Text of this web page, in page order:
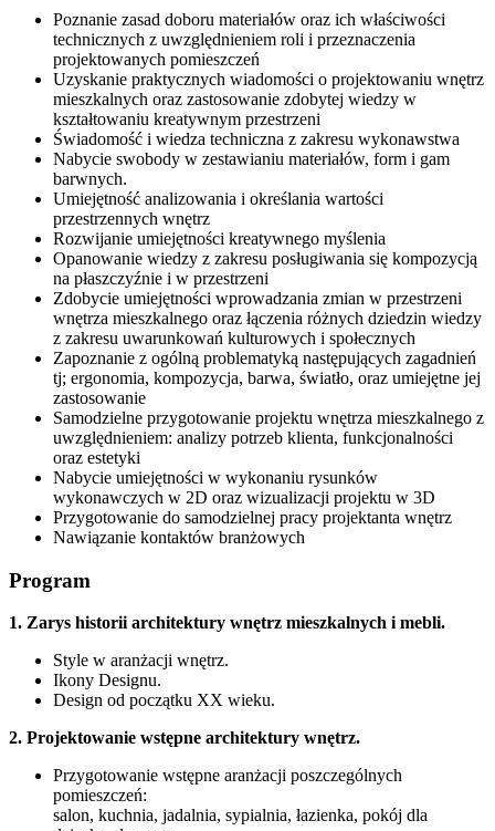
Poznanie zasad doboru materiałów oraz ich właściwości
technicznych z uwzględnieniem roli i przeznaczenia
projektowanych pomieszczeń
Uzyskanie praktycznych wiadomości o projektowaniu wnętrz
mieszkalnych oraz zastosowanie zdobytej wiedzy w
kształtowaniu kreatywnym przestrzeni
Świadomość i wiedza techniczna z zakresu wykonawstwa
Nabycie swobody w zestawianiu materiałów, form i gam
barwnych.
Umiejętność analizowania i określania wartości
przestrzennych wnętrz
Rozwijanie umiejętności kreatywnego myślenia
Opanowanie wiedzy z zakresu posługiwania się kompozycją
na płaszczyźnie i w przestrzeni
Zdobycie umiejętności wprowadzania zmian w przestrzeni
wnętrza mieszkalnego oraz łączenia różnych dziedzin wiedzy
z zakresu uwarunkowań kulturowych i społecznych
Zapoznanie z ogólną problematyką następujących zagadnień
tj; ergonomia, kompozycja, barwa, światło, oraz umiejętne jej
zastosowanie
Samodzielne przygotowanie projektu wnętrza mieszkalnego z
uwzględnieniem: analizy potrzeb klienta, funkcjonalności
oraz estetyki
Nabycie umiejętności w wykonaniu rysunków
wykonawczych w 2D oraz wizualizacji projektu w 3D
Przygotowanie do samodzielnej pracy projektanta wnętrz
Nawiązanie kontaktów branżowych
Program
1. Zarys historii architektury wnętrz mieszkalnych i mebli.
Style w aranżacji wnętrz.
Ikony Designu.
Design od początku XX wieku.
2. Projektowanie wstępne architektury wnętrz.
Przygotowanie wstępne aranżacji poszczególnych
pomieszczeń:
salon, kuchnia, jadalnia, sypialnia, łazienka, pokój dla